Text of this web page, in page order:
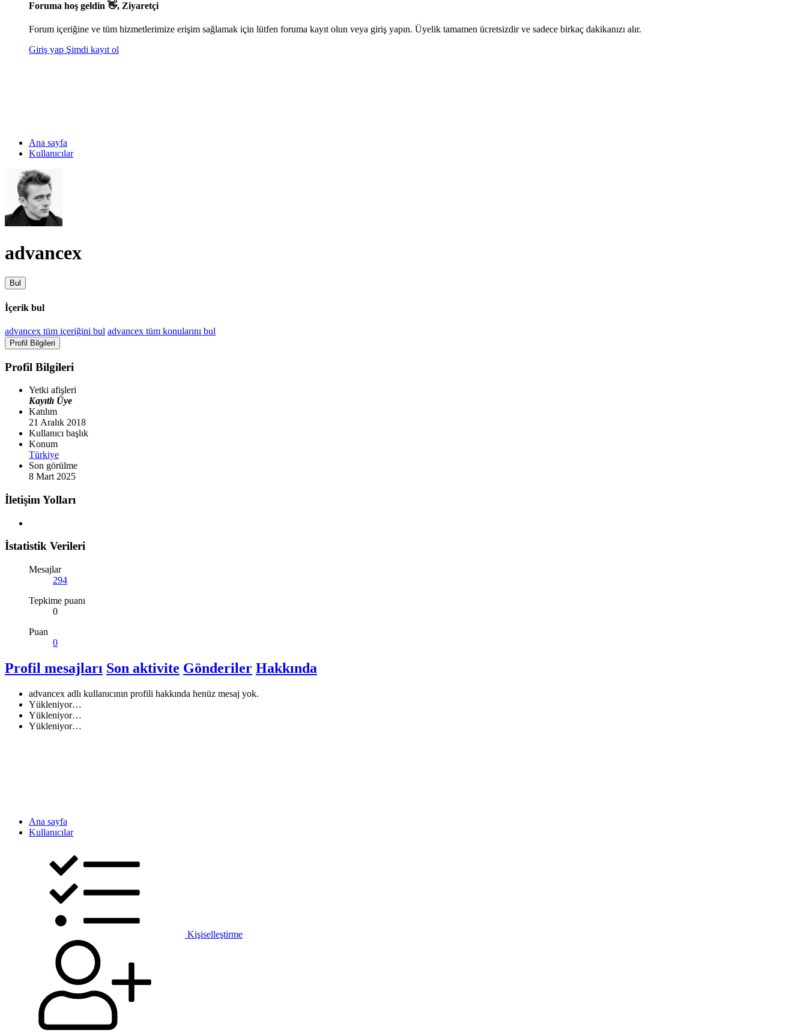
Foruma hoş geldin 👋, Ziyaretçi
Forum içeriğine ve tüm hizmetlerimize erişim sağlamak için lütfen foruma kayıt olun veya giriş yapın. Üyelik tamamen ücretsizdir ve sadece birkaç dakikanızı alır.
Giriş yap Şimdi kayıt ol
Ana sayfa
Kullanıcılar
advancex
Bul
İçerik bul
advancex tüm içeriğini bul advancex tüm konularını bul
Profil Bilgileri
Profil Bilgileri
Yetki afişleri
Kayıtlı Üye
Katılım
21 Aralık 2018
Kullanıcı başlık
Konum
Türkiye
Son görülme
8 Mart 2025
İletişim Yolları
İstatistik Verileri
Mesajlar
294
Tepkime puanı
0
Puan
0
Profil mesajları Son aktivite Gönderiler Hakkında
advancex adlı kullanıcının profili hakkında henüz mesaj yok.
Yükleniyor…
Yükleniyor…
Yükleniyor…
Ana sayfa
Kullanıcılar
Kişiselleştirme